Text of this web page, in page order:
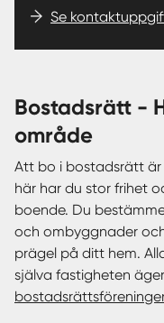
Se
bostadsrätt - Herting, Falkenberg —
område
Att bo i bostadsrätt
här har du stor frihet
boende. Du
och ombyggnader
prägel på ditt hem.
själva fastigheten